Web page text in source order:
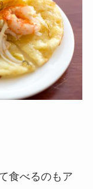
食べるのもア